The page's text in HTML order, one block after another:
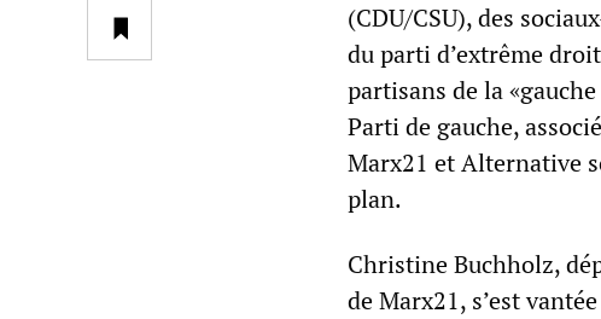
(CDU/CSU), des
du parti d’extrême
partisans de la
Parti de gauche,
Marx21 et Alternative
plan.
Christine Buchholz,
de Marx21, s’est